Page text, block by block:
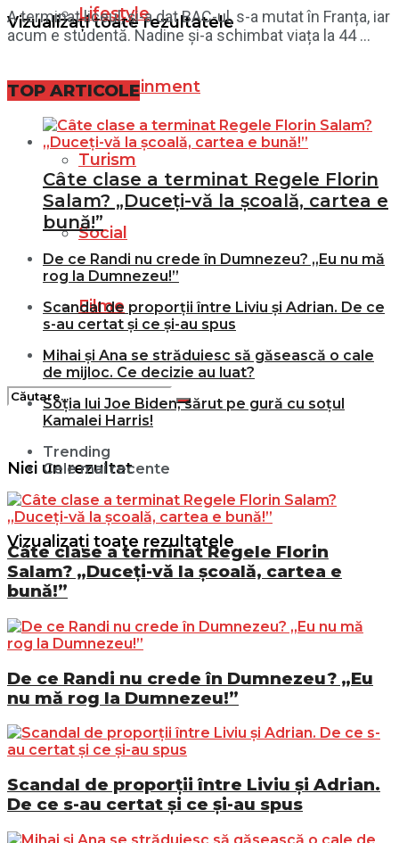
Vizualizați toate rezultatele
Lifestyle
Entertainment
Turism
Social
Filme
Nici un rezultat
Vizualizați toate rezultatele
A terminat liceul, și-a dat BAC-ul, s-a mutat în Franța, iar
acum e studentă. Nadine și-a schimbat viața la 44 ...
TOP ARTICOLE
Câte clase a terminat Regele Florin
Salam? „Duceți-vă la școală, cartea e
bună!”
De ce Randi nu crede în Dumnezeu? „Eu nu mă
rog la Dumnezeu!”
Scandal de proporții între Liviu și Adrian. De ce
s-au certat și ce și-au spus
Mihai și Ana se străduiesc să găsească o cale
de mijloc. Ce decizie au luat?
Soția lui Joe Biden, sărut pe gură cu soțul
Kamalei Harris!
Trending
Cele mai recente
Câte clase a terminat Regele Florin
Salam? „Duceți-vă la școală, cartea e
bună!”
De ce Randi nu crede în Dumnezeu? „Eu
nu mă rog la Dumnezeu!”
Scandal de proporții între Liviu și Adrian.
De ce s-au certat și ce și-au spus